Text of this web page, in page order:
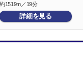
約1519m／19分
詳細を見る